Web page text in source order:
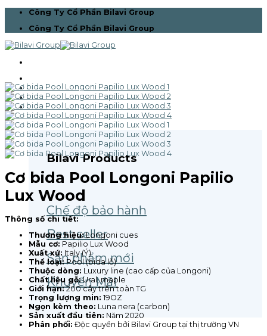
Skip
content
Công Ty Cổ Phần Bilavi Group
Công Ty Cổ Phần Bilavi Group
Giới thiệu
Bilavi Pro Team
Sản phẩm
Bilavi Products
Chế độ bảo hành
Best seller
Sản phẩm mới
Khuyến Mãi
Cơ bida Pool Longoni Papilio
Lux Wood
Thông số chi tiết:
Thương hiệu:Longoni cues
Mẫu cơ: Papilio Lux Wood
Xuất xứ: Italy (Ý)
Thể loại:Pool (bida lỗ)
Thuộc dòng: Luxury line (cao cấp của Longoni)
Chất liệu gỗ:Ural, maple
Giới hạn:200 cây trên toàn TG
Trọng lượng min: 19OZ
Ngọn kèm theo: Luna nera (carbon)
Sản xuất đầu tiên: Năm 2020
Phân phối: Độc quyền bởi Bilavi Group tại thị trường VN